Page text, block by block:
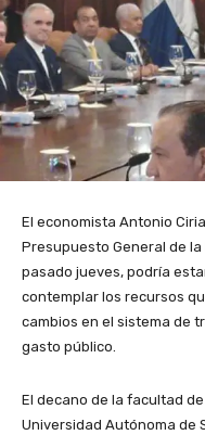
El economista Antonio
Presupuesto General de
pasado jueves, podría
contemplar los recursos
cambios en el sistema de
gasto público.
El decano de la facultad
Universidad Autónoma de